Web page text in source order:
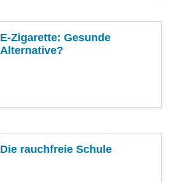
E-Zigarette: Gesunde
Alternative?
Die rauchfreie Schule